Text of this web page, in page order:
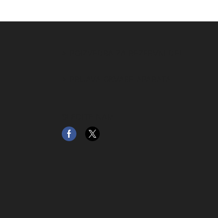
FacebookTwitter